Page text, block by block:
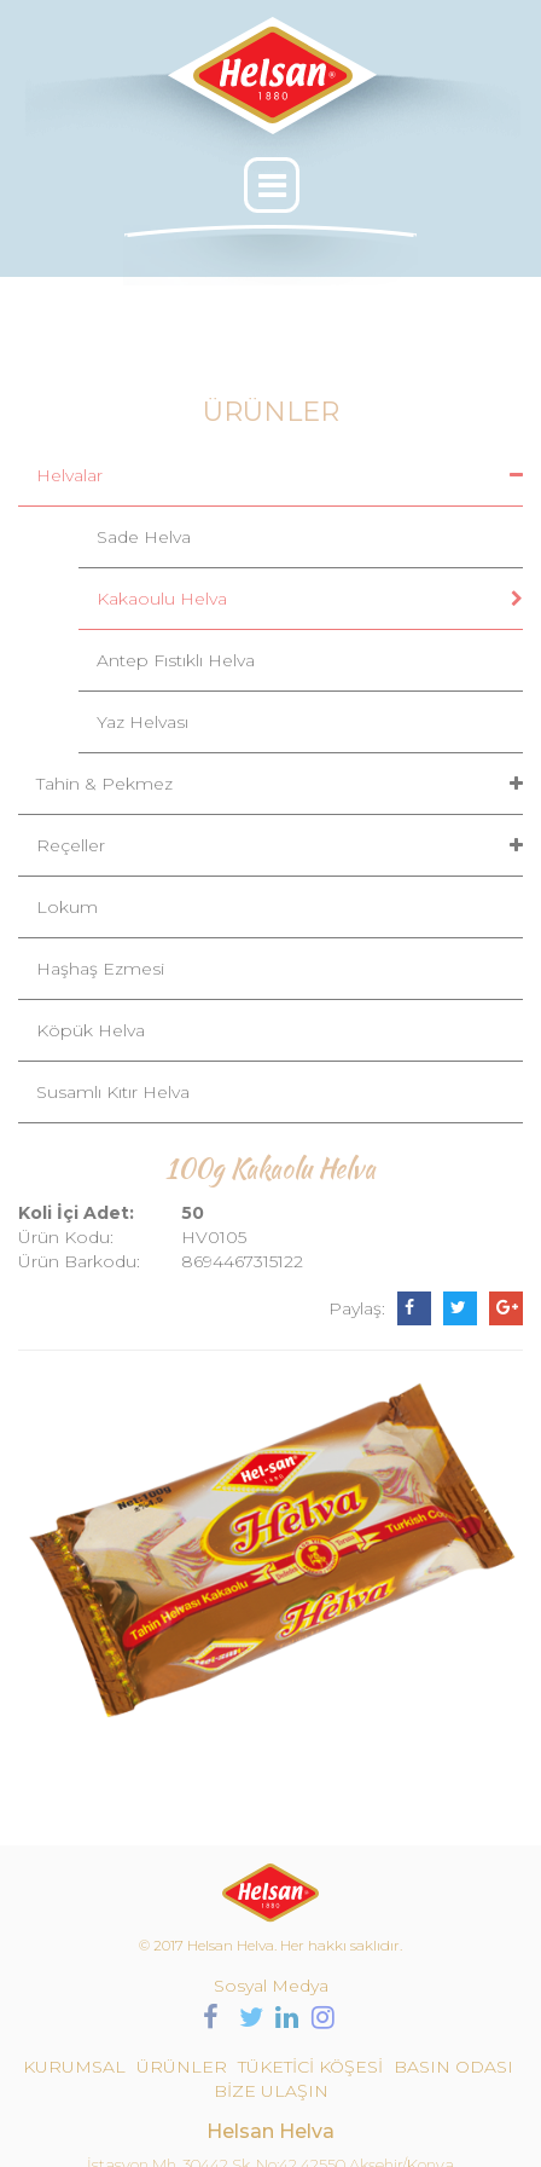
ÜRÜNLER
Helvalar
Sade Helva
Kakaoulu Helva
Antep Fıstıklı Helva
Yaz Helvası
Tahin & Pekmez
Reçeller
Lokum
Haşhaş Ezmesi
Köpük Helva
Susamlı Kıtır Helva
100g Kakaolu Helva
Koli İçi Adet:
50
Ürün Kodu:
HV0105
Ürün Barkodu:
8694467315122
Paylaş:
© 2017 Helsan Helva. Her hakkı saklıdır.
Sosyal Medya
KURUMSAL ÜRÜNLER TÜKETİCİ KÖŞESİ
BASIN ODASI
BİZE ULAŞIN
Helsan Helva